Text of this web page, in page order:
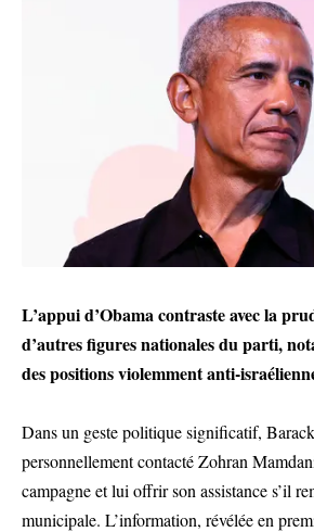
L’appui d’Obama contraste avec la
d’autres figures nationales du parti,
des positions violemment anti-
Dans un geste politique significatif,
personnellement contacté Zohran
campagne et lui offrir son assistance s’il
municipale. L’information, révélée en